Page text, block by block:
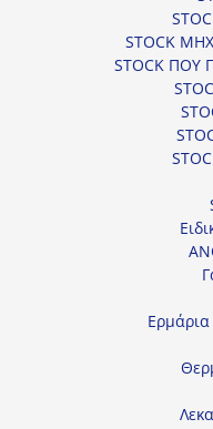
STOCK
STOCK ΠΟΥ